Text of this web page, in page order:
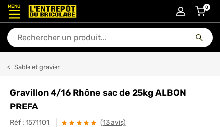
MENU
En quoi puis-je vous aider ?
0article
Sable et gravier
Gravillon 4/16 Rhône sac de 25kg ALBON
PREFA
Réf : 1571101 (13 avis)